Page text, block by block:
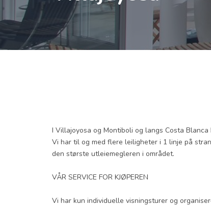
I Villajoyosa og Montiboli og langs Costa
Vi har til og med flere leiligheter i 1 linje på
den største utleiemegleren i området.
VÅR SERVICE FOR KJØPEREN
Vi har kun individuelle visningsturer og